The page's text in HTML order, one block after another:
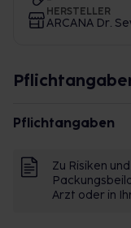
HERSTELLER
ARCANA Dr.
Pflichtangaben
Zu Risiken
Arzt oder in